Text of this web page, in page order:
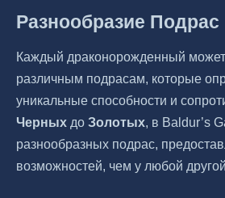
Разнообразие Подрас
Каждый драконорожденный
различным подрасам, которые
уникальные способности и
Черных до Золотых, в Baldur’s
разнообразных подрас,
возможностей, чем у любой